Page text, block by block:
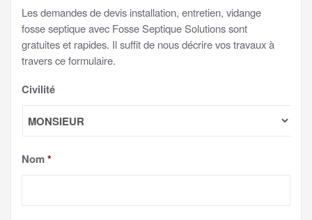
Les demandes de devis installation, entretien, vidange
fosse septique avec Fosse Septique Solutions sont
gratuites et rapides. Il suffit de nous décrire vos travaux à
travers ce formulaire.
Civilité
Nom*